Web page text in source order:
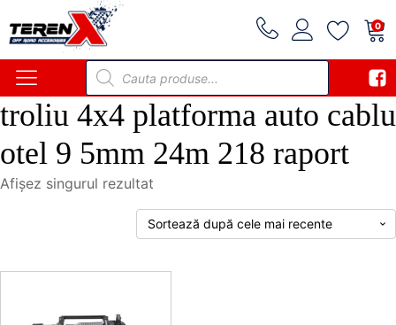
0
Products
search
troliu 4x4 platforma auto cablu
otel 9 5mm 24m 218 raport
Afișez singurul rezultat